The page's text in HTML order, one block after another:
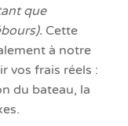
que
Cette
à notre
vos frais réels :
du bateau, la